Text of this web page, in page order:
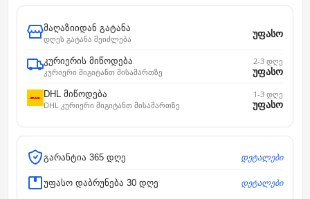
მაღაზიიდან გატანა
დღეს გატანა შეიძლება
უფასო
კურიერის მიწოდება
კურიერი მიგიტანთ მისამართზე
2-3 დღე
უფასო
DHL მიწოდება
DHL კურიერი მიგიტანთ მისამართზე
1-3 დღე
უფასო
გარანტია 365 დღე დეტალები
უფასო დაბრუნება 30 დღე დეტალები